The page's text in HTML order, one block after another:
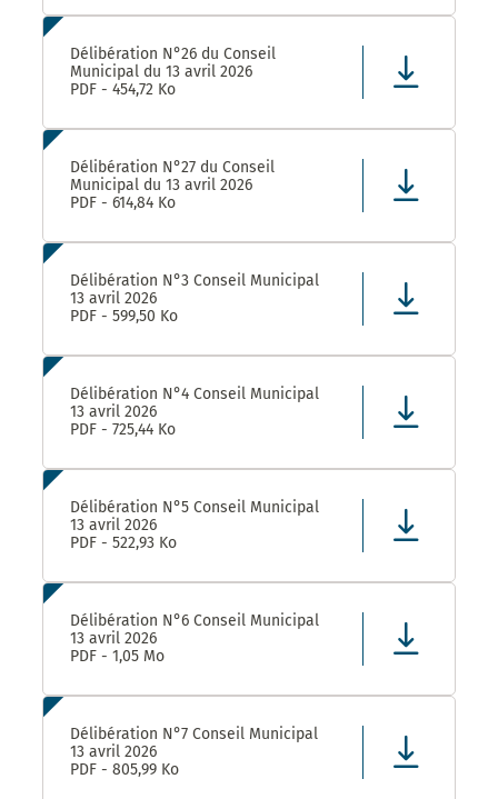
Délibération N°26 du Conseil
Municipal du 13 avril 2026
PDF - 454,72 Ko
Délibération N°27 du Conseil
Municipal du 13 avril 2026
PDF - 614,84 Ko
Délibération N°3 Conseil Municipal
13 avril 2026
PDF - 599,50 Ko
Délibération N°4 Conseil Municipal
13 avril 2026
PDF - 725,44 Ko
Délibération N°5 Conseil Municipal
13 avril 2026
PDF - 522,93 Ko
Délibération N°6 Conseil Municipal
13 avril 2026
PDF - 1,05 Mo
Délibération N°7 Conseil Municipal
13 avril 2026
PDF - 805,99 Ko